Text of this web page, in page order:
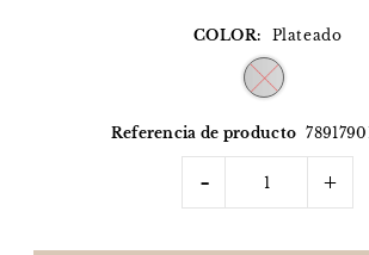
COLOR: Plateado
Referencia de producto
- +